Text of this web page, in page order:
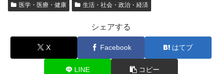
医学・医療・健康 生活・社会・政治・経済
シェアする
X Facebook はてブ
LINE コピー